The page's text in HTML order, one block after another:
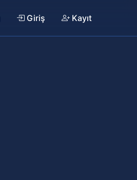
Giriş Kayıt